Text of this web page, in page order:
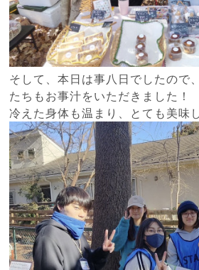
そして、本日は事八日でしたので
たちもお事汁をいただきました！
冷えた身体も温まり、とても美味